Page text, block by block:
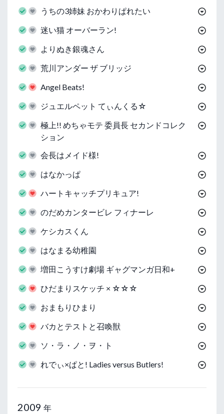
うちの3姉妹 おかわりぱれたい
迷い猫 オーバーラン!
よりぬき銀魂さん
荒川アンダー ザ ブリッジ
Angel Beats!
ジュエルペット てぃんくる☆
極上!! めちゃモテ 委員長 セカンドコレク
ション
会長はメイド様!
はなかっぱ
ハートキャッチプリキュア!
のだめカンタービレ フィナーレ
ケシカスくん
はなまる幼稚園
増田こうすけ劇場 ギャグマンガ日和+
ひだまりスケッチ × ☆☆☆
おまもりひまり
バカとテストと召喚獣
ソ・ラ・ノ・ヲ・ト
れでぃ×ぱと! Ladies versus Butlers!
2009 年